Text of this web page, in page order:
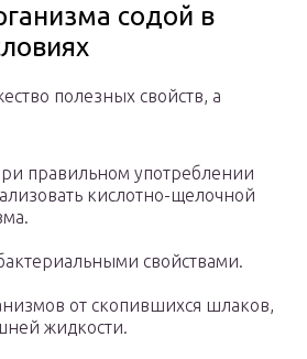
содой в
полезных свойств, а
правильном употреблении
кислотно-щелочной
свойствами.
от скопившихся шлаков,
жидкости.